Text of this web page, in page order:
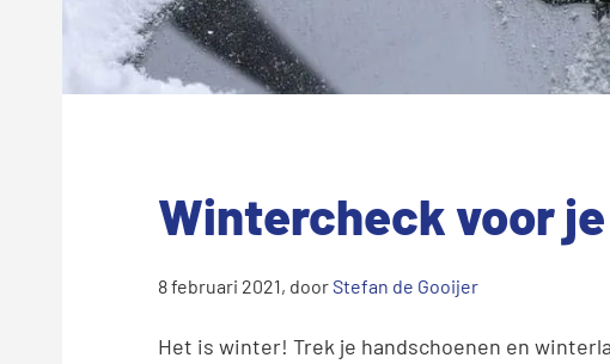
Wintercheck voor
8 februari 2021, doorStefan de Gooijer
Het is winter! Trek je handschoenen en